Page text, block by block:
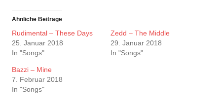
Ähnliche Beiträge
Rudimental – These Days
25. Januar 2018
In "Songs"
Zedd – The Middle
29. Januar 2018
In "Songs"
Bazzi – Mine
7. Februar 2018
In "Songs"